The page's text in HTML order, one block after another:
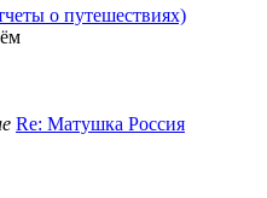
о путешествиях)
Re: Матушка Россия